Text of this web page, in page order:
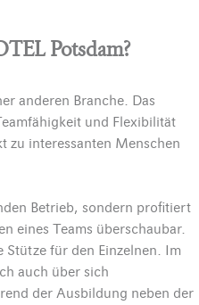
Potsdam?
anderen Branche. Das
und Flexibilität
zu interessanten Menschen
Betrieb, sondern profitiert
eines Teams überschaubar.
Stütze für den Einzelnen. Im
auch über sich
der Ausbildung neben der